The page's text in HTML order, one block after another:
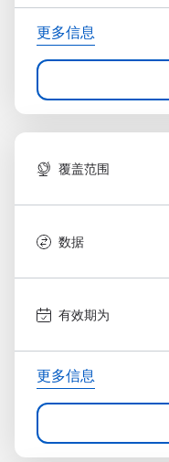
更多信息
覆盖范围
数据
有效期为
更多信息